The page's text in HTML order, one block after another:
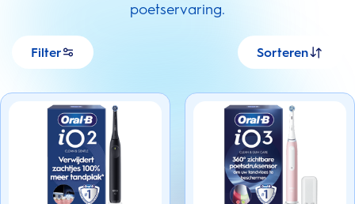
poetservaring.
Filter Sorteren